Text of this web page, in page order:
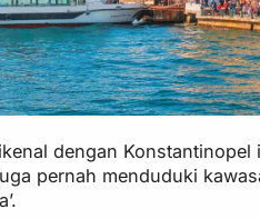
dengan
pernah menduduki